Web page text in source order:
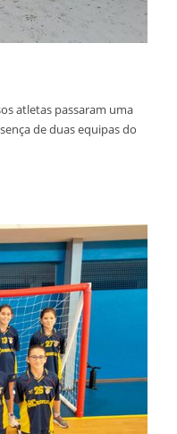
atletas passaram uma
de duas equipas do